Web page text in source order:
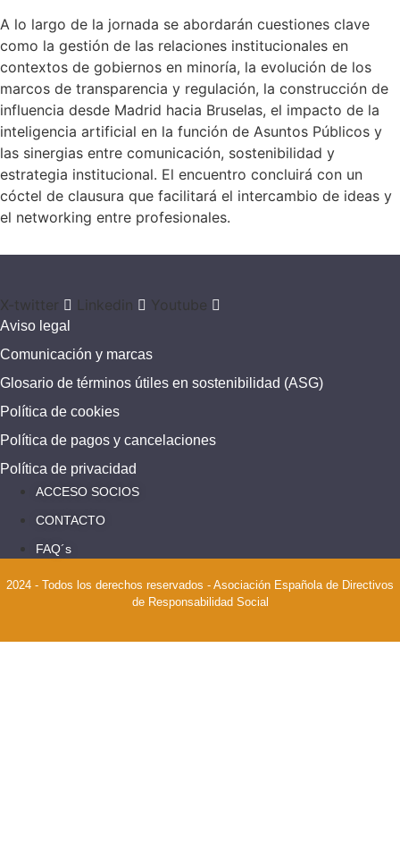
A lo largo de la jornada se abordarán cuestiones clave
como la gestión de las relaciones institucionales en
contextos de gobiernos en minoría, la evolución de los
marcos de transparencia y regulación, la construcción de
influencia desde Madrid hacia Bruselas, el impacto de la
inteligencia artificial en la función de Asuntos Públicos y
las sinergias entre comunicación, sostenibilidad y
estrategia institucional. El encuentro concluirá con un
cóctel de clausura que facilitará el intercambio de ideas y
el networking entre profesionales.
X-twitter Linkedin Youtube
Aviso legal
Comunicación y marcas
Glosario de términos útiles en sostenibilidad (ASG)
Política de cookies
Política de pagos y cancelaciones
Política de privacidad
ACCESO SOCIOS
CONTACTO
FAQ´s
2024 - Todos los derechos reservados - Asociación Española de Directivos
de Responsabilidad Social